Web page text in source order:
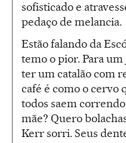
sofisticado e
pedaço de melancia.
Estão falando da
temo o pior. Para
ter um catalão com
café é como o cervo
todos saem
mãe? Quero
Kerr sorri. Seus